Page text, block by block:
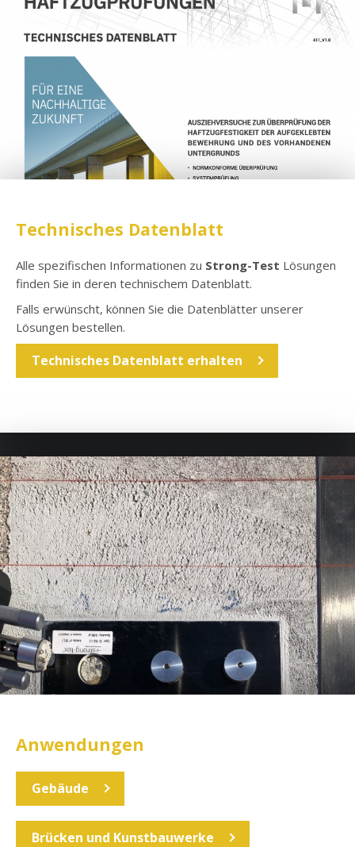
Technisches Datenblatt
Alle spezifischen Informationen zu Strong-Test Lösungen
finden Sie in deren technischem Datenblatt.
Falls erwünscht, können Sie die Datenblätter unserer
Lösungen bestellen.
Technisches Datenblatt erhalten
Anwendungen
Gebäude
Brücken und Kunstbauwerke